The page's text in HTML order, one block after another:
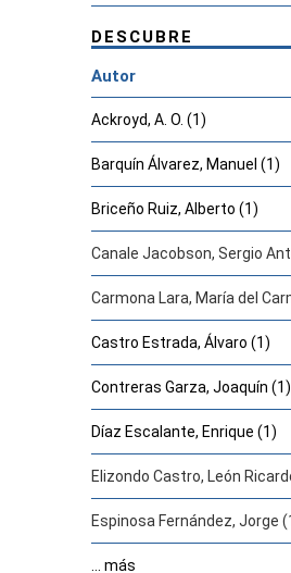
DESCUBRE
Autor
Ackroyd, A. O. (1)
Barquín Álvarez, Manuel (1)
Briceño Ruiz, Alberto (1)
Canale Jacobson, Sergio
Carmona Lara, María del
Castro Estrada, Álvaro (1)
Contreras Garza, Joaquín (1)
Díaz Escalante, Enrique (1)
Elizondo Castro, León
Espinosa Fernández, Jorge
... más